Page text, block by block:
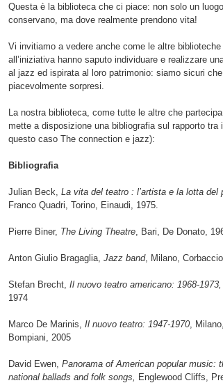
Questa è la biblioteca che ci piace: non solo un
conservano, ma dove realmente prendono vita!
Vi invitiamo a vedere anche come le altre
all’iniziativa hanno saputo individuare e realizzare
al jazz ed ispirata al loro patrimonio: siamo sicuri
piacevolmente sorpresi.
La nostra biblioteca, come tutte le altre che
mette a disposizione una bibliografia sul rapporto tra
questo caso The connection e jazz):
Bibliografia
Julian Beck, La vita del teatro : l’artista e la lotta del
Franco Quadri, Torino, Einaudi, 1975.
Pierre Biner, The Living Theatre, Bari, De Donato,
Anton Giulio Bragaglia, Jazz band, Milano,
Stefan Brecht, Il nuovo teatro americano: 1968-1973,
1974
Marco De Marinis, Il nuovo teatro: 1947-1970,
Bompiani, 2005
David Ewen, Panorama of American popular music:
national ballads and folk songs,
Englewood Cliffs,